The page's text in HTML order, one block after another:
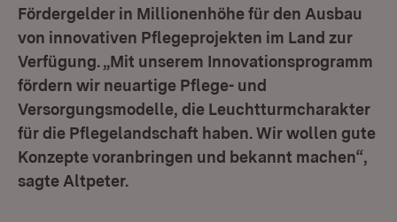
Fördergelder in Millionenhöhe für den Ausbau
von innovativen Pflegeprojekten im Land zur
Verfügung. „Mit unserem Innovationsprogramm
fördern wir neuartige Pflege- und
Versorgungsmodelle, die Leuchtturmcharakter
für die Pflegelandschaft haben. Wir wollen gute
Konzepte voranbringen und bekannt machen“,
sagte Altpeter.